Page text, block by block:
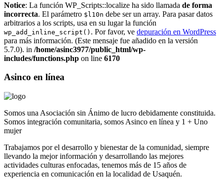
Notice: La función WP_Scripts::localize ha sido llamada de forma
incorrecta. El parámetro $l10n debe ser un array. Para pasar datos
arbitrarios a los scripts, usa en su lugar la función
wp_add_inline_script() . Por favor, ve depuración en WordPress
para más información. (Este mensaje fue añadido en la versión
5.7.0). in /home/asinc3977/public_html/wp-
includes/functions.php on line 6170
Asinco en línea
Somos una Asociación sin Ánimo de lucro debidamente constituida.
Somos integración comunitaria, somos Asinco en línea y 1 + Uno
mujer
Trabajamos por el desarrollo y bienestar de la comunidad, siempre
llevando la mejor información y desarrollando las mejores
actividades culturas enfocadas, tenemos más de 15 años de
experiencia en comunicación en la localidad de Usaquén.